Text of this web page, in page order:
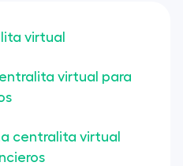
virtual
virtual para
centralita virtual